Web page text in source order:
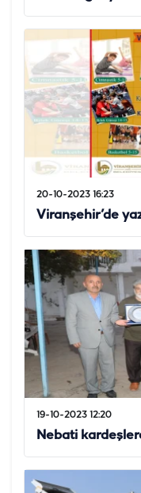
20-10-2023 16:23
Viranşehir’de
19-10-2023 12:20
Nebati